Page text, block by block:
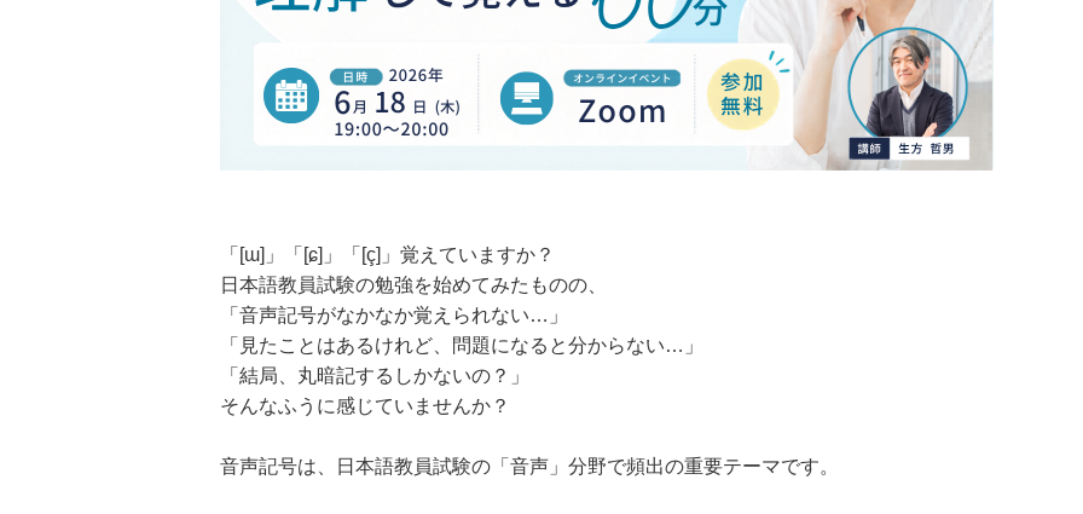
「[ɯ]」「[ɕ]」「[ç]」覚えていますか？
日本語教員試験の勉強を始めてみたものの、
「音声記号がなかなか覚えられない…」
「見たことはあるけれど、問題になると分からない…」
「結局、丸暗記するしかないの？」
そんなふうに感じていませんか？
音声記号は、日本語教員試験の「音声」分野で頻出の重要テーマです。